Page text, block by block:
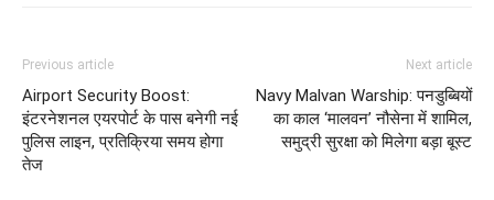
Previous article
Airport Security Boost:
इंटरनेशनल एयरपोर्ट के पास बनेगी नई
पुलिस लाइन, प्रतिक्रिया समय होगा
तेज
Next article
Navy Malvan Warship: पनडुब्बियों
का काल ‘मालवन’ नौसेना में शामिल,
समुद्री सुरक्षा को मिलेगा बड़ा बूस्ट